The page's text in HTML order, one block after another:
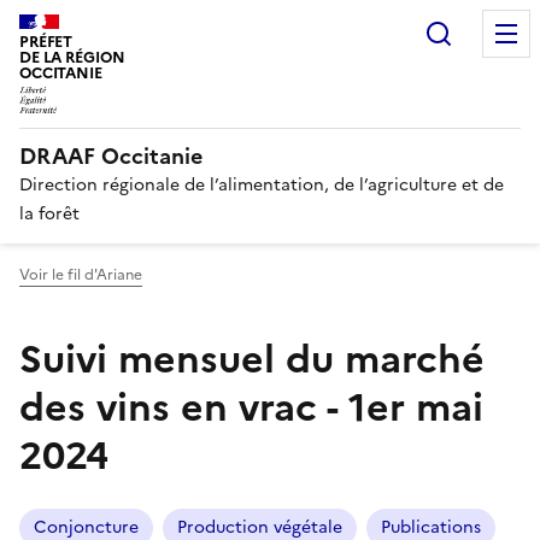
PRÉFET
DE LA RÉGION
OCCITANIE
DRAAF Occitanie
Direction régionale de l’alimentation, de l’agriculture et de
la forêt
Voir le fil d'Ariane
Suivi mensuel du marché
des vins en vrac - 1er mai
2024
Conjoncture Production végétale Publications